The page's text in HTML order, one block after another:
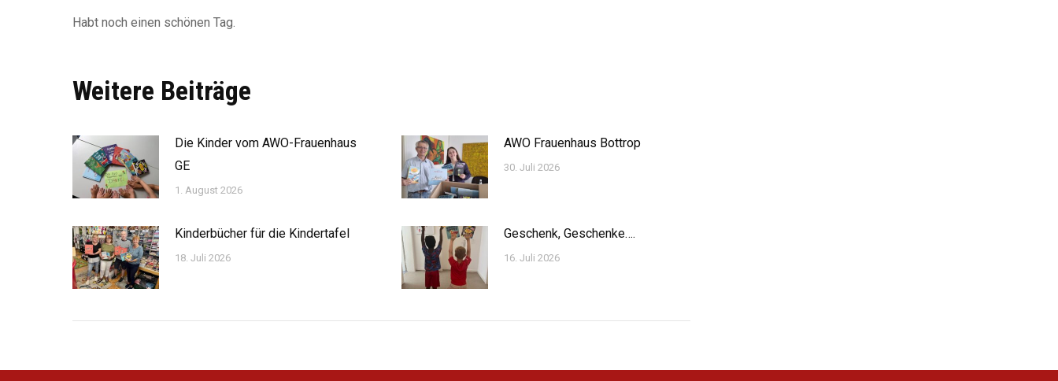
Habt noch einen schönen Tag.
Weitere Beiträge
Die Kinder vom AWO-Frauenhaus
GE
1. August 2026
AWO Frauenhaus Bottrop
30. Juli 2026
Kinderbücher für die Kindertafel
18. Juli 2026
Geschenk, Geschenke….
16. Juli 2026